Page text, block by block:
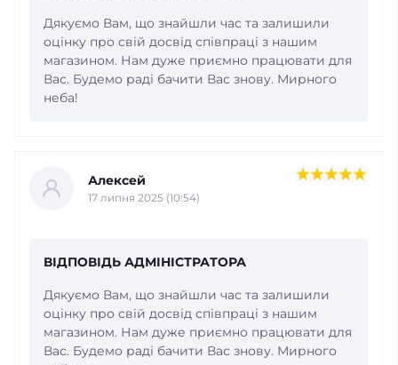
Дякуємо Вам, що знайшли час та залишили
оцінку про свій досвід співпраці з нашим
магазином. Нам дуже приємно працювати для
Вас. Будемо раді бачити Вас знову. Мирного
неба!
Алексей
17 липня 2025 (10:54)
ВІДПОВІДЬ АДМІНІСТРАТОРА
Дякуємо Вам, що знайшли час та залишили
оцінку про свій досвід співпраці з нашим
магазином. Нам дуже приємно працювати для
Вас. Будемо раді бачити Вас знову. Мирного